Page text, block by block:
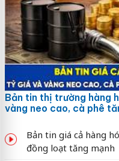
Bản tin thị trường hàng
vàng neo cao, cà phê
Bản tin giá cả hàng
đồng loạt tăng mạnh